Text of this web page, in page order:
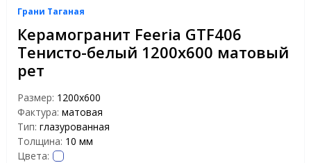
Грани Таганая
Керамогранит Feeria GTF406
Тенисто-белый 1200х600 матовый
рет
Размер: 1200х600
Фактура: матовая
Тип: глазурованная
Толщина: 10 мм
Цвета: